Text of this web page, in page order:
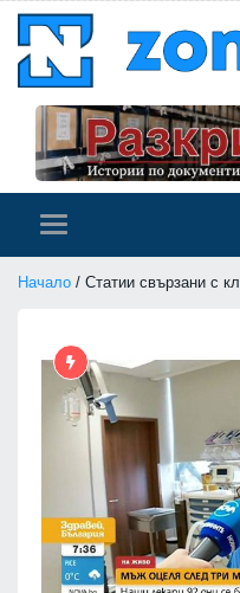
Начало / Статии свързани с